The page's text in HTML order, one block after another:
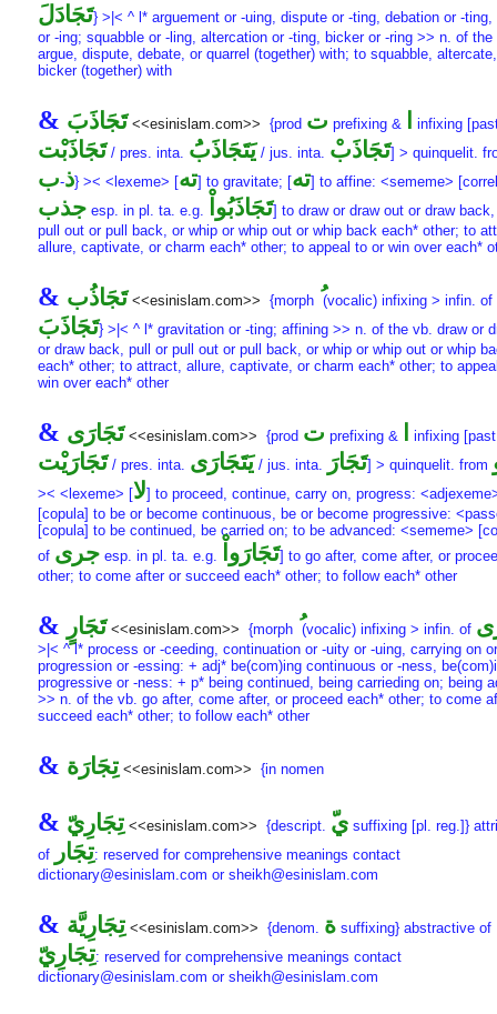
تَجَادَلَ} >|< ^ l* arguement or -uing, dispute or -ting, debation or -ting,
or -ing; squabble or -ling, altercation or -ting, bicker or -ring >> n. of the
argue, dispute, debate, or quarrel (together) with; to squabble,
bicker (together) with
& تَجَاذَبَ <<esinislam.com>> {prod ت prefixing & infixing
تَجَاذَبْت/ pres. inta. يَتَجَاذَبَُ / jus. inta. تَجَاذَبْ] > quinquelit.
ذ-ب } >< <lexeme> [ته] to gravitate; [ته] to affine: <sememe>
جذبesp. in pl. ta. e.g. تَجَاذَبُواْ] to draw or draw out or draw
pull out or pull back, or whip or whip out or whip back each* other; to
allure, captivate, or charm each* other; to appeal to or win over each*
& تَجَاذُب <<esinislam.com>> {morph (vocalic) infixing > infin. of
تَجَاذَبَ} >|< ^ l* gravitation or -ting; affining >> n. of the vb. draw or
or draw back, pull or pull out or pull back, or whip or whip out or whip
each* other; to attract, allure, captivate, or charm each* other; to
win over each* other
& تَجَارَى <<esinislam.com>> {prod ت prefixing & infixing
تَجَارَيْت/ pres. inta. يَتَجَارَى / jus. inta. تَجَارَ] > quinquelit. from
>< <lexeme> [لا] to proceed, continue, carry on, progress:
[copula] to be or become continuous, be or become progressive:
[copula] to be continued, be carried on; to be advanced: <sememe>
of جرىesp. in pl. ta. e.g. تَجَارَواْ] to go after, come after, or
other; to come after or succeed each* other; to follow each* other
& تَجَارٍ <<esinislam.com>> {morph (vocalic) infixing > infin. of
>|< ^ l* process or -ceeding, continuation or -uity or -uing, carrying on
progression or -essing: + adj* be(com)ing continuous or -ness,
progressive or -ness: + p* being continued, being carrieding on; being
>> n. of the vb. go after, come after, or proceed each* other; to come
succeed each* other; to follow each* other
& تِجَارَة <<esinislam.com>> {in nomen
& تِجَارِيّ <<esinislam.com>> {descript. ّيsuffixing [pl. reg.]}
of
تِجَار: reserved for comprehensive meanings contact
dictionary@esinislam.com or sheikh@esinislam.com
& تِجَارِيَّة <<esinislam.com>> {denom. ةsuffixing} abstractive of
تِجَارِيّ: reserved for comprehensive meanings contact
dictionary@esinislam.com or sheikh@esinislam.com